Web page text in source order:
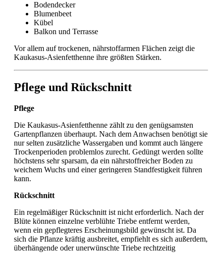
Bodendecker
Blumenbeet
Kübel
Balkon und Terrasse
Vor allem auf trockenen, nährstoffarmen Flächen zeigt die
Kaukasus-Asienfetthenne ihre größten Stärken.
Pflege und Rückschnitt
Pflege
Die Kaukasus-Asienfetthenne zählt zu den genügsamsten
Gartenpflanzen überhaupt. Nach dem Anwachsen benötigt sie
nur selten zusätzliche Wassergaben und kommt auch längere
Trockenperioden problemlos zurecht. Gedüngt werden sollte
höchstens sehr sparsam, da ein nährstoffreicher Boden zu
weichem Wuchs und einer geringeren Standfestigkeit führen
kann.
Rückschnitt
Ein regelmäßiger Rückschnitt ist nicht erforderlich. Nach der
Blüte können einzelne verblühte Triebe entfernt werden,
wenn ein gepflegteres Erscheinungsbild gewünscht ist. Da
sich die Pflanze kräftig ausbreitet, empfiehlt es sich außerdem,
überhängende oder unerwünschte Triebe rechtzeitig